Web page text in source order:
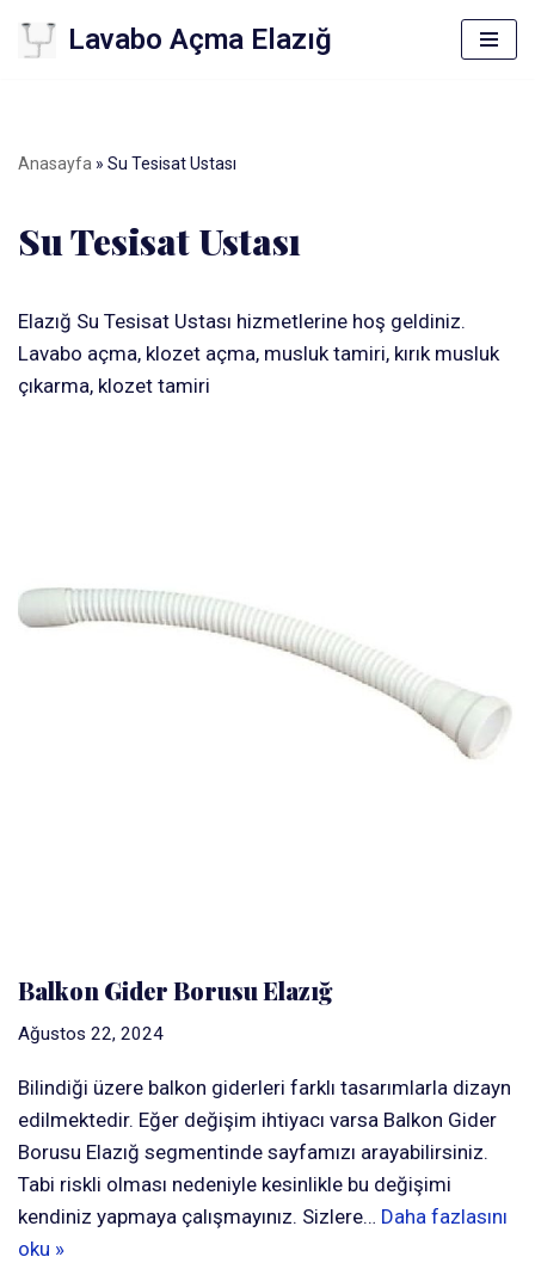
İçeriğe
Lavabo Açma Elazığ
Anasayfa » Su Tesisat Ustası
Su Tesisat Ustası
Elazığ Su Tesisat Ustası hizmetlerine hoş geldiniz.
Lavabo açma, klozet açma, musluk tamiri, kırık musluk
çıkarma, klozet tamiri
Balkon Gider Borusu Elazığ
Ağustos 22, 2024
Bilindiği üzere balkon giderleri farklı tasarımlarla dizayn
edilmektedir. Eğer değişim ihtiyacı varsa Balkon Gider
Borusu Elazığ segmentinde sayfamızı arayabilirsiniz.
Tabi riskli olması nedeniyle kesinlikle bu değişimi
kendiniz yapmaya çalışmayınız. Sizlere… Daha fazlasını
oku »